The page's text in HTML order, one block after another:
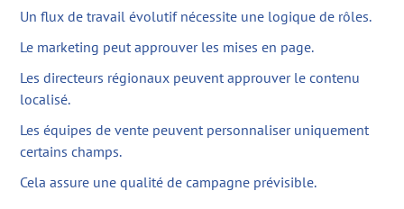
Un flux de travail évolutif nécessite une logique de rôles.
Le marketing peut approuver les mises en page.
Les directeurs régionaux peuvent approuver le contenu
localisé.
Les équipes de vente peuvent personnaliser uniquement
certains champs.
Cela assure une qualité de campagne prévisible.